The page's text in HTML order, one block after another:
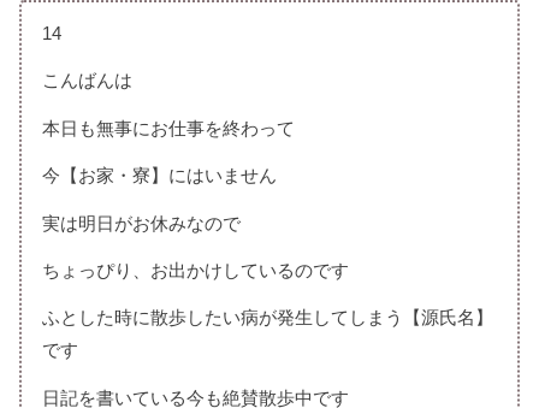
14
こんばんは
本日も無事にお仕事を終わって
今【お家・寮】にはいません
実は明日がお休みなので
ちょっぴり、お出かけしているのです
ふとした時に散歩したい病が発生してしまう【源氏名】
です
日記を書いている今も絶賛散歩中です